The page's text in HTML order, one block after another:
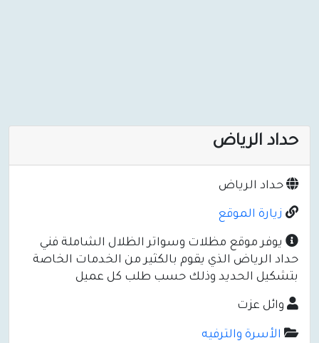
حداد الرياض
حداد الرياض
زيارة الموقع
يوفر موقع مظلات وسواتر الظلال الشاملة فني
حداد الرياض الذي يقوم بالكثير من الخدمات الخاصة
بتشكيل الحديد وذلك حسب طلب كل عميل
وائل عزت
الأسرة والترفيه